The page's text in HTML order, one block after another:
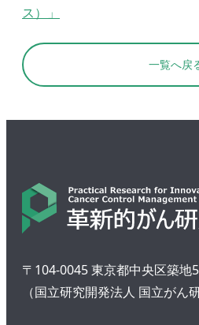
ス）」
一覧へ戻
〒104-0045 東京都中央区築地
（国立研究開発法人 国立がん